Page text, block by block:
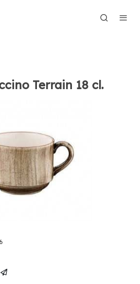
Terrain 18 cl.